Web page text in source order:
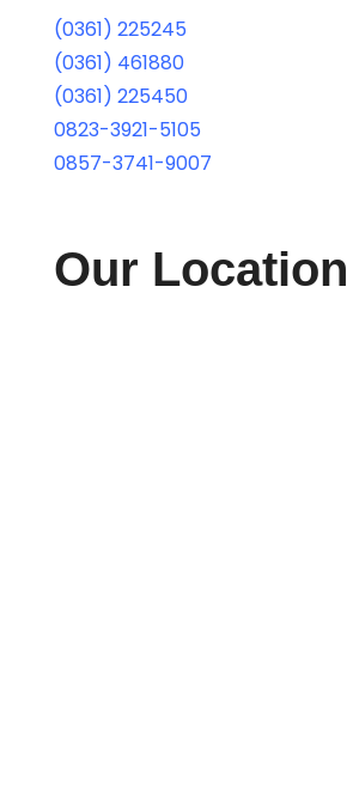
(0361) 225245
(0361) 461880
(0361) 225450
0823-3921-5105
0857-3741-9007
Our Location